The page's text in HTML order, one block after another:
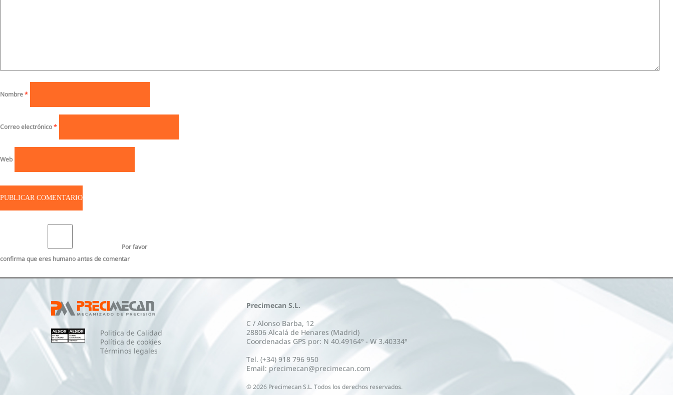
Nombre*
Correo electrónico*
Web
Por favor
confirma que eres humano antes de comentar
Politica de Calidad
Política de cookies
Términos legales
Precimecan S.L.
C / Alonso Barba, 12
28806 Alcalá de Henares (Madrid)
Coordenadas GPS por: N 40.49164º - W 3.40334º
Tel. (+34) 918 796 950
Email: precimecan@precimecan.com
©2026 Precimecan S.L. Todos los derechos reservados.